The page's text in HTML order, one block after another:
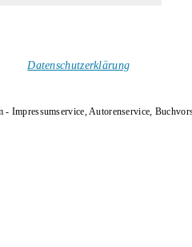
Datenschutzerklärung
Impressumservice, Autorenservice,